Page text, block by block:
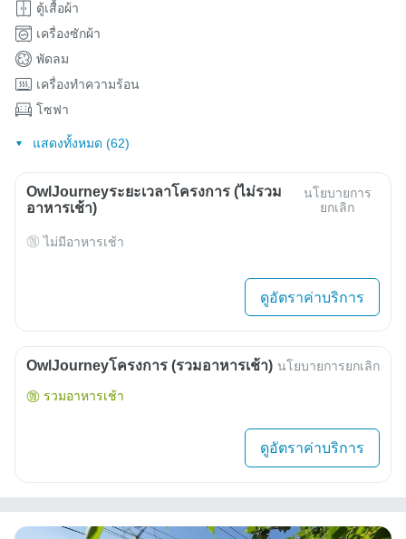
ตู้เสื้อผ้า
เครื่องซักผ้า
พัดลม
เครื่องทำความร้อน
โซฟา
แสดงทั้งหมด (62)
OwlJourneyระยะเวลาโครงการ (ไม่รวม
อาหารเช้า)
นโยบายการ
ยกเลิก
ไม่มีอาหารเช้า
ดูอัตราค่าบริการ
OwlJourneyโครงการ (รวมอาหารเช้า) นโยบายการยกเลิก
รวมอาหารเช้า
ดูอัตราค่าบริการ